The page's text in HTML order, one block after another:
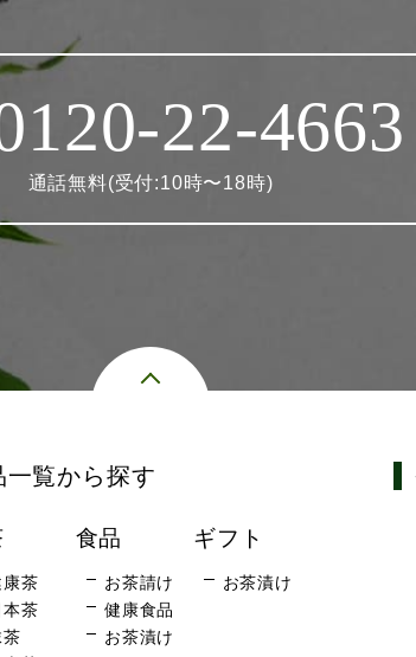
22-4663
通話無料(受付:10時〜18時)
一覧から探す
康茶
本茶
茶
食品
お茶請け
健康食品
お茶漬け
ギフト
お茶漬け